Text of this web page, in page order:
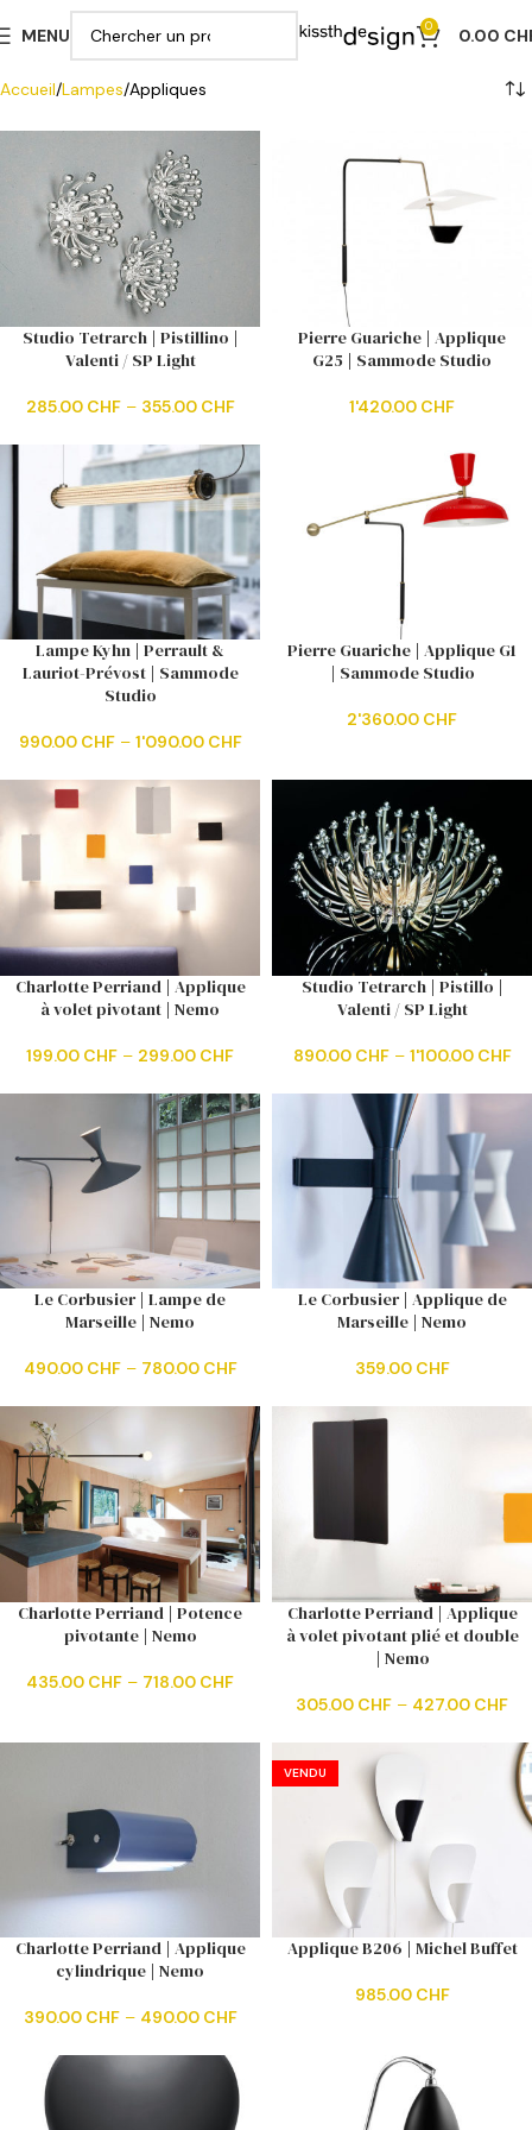
MENU 0 0.00
Accueil Lampes Appliques
Studio Tetrarch | Pistillino |
Valenti / SP Light
285.00 CHF– 355.00 CHF
Pierre Guariche | Applique
G25 | Sammode Studio
1'420.00 CHF
Lampe Kyhn | Perrault &
Lauriot-Prévost | Sammode
Studio
990.00 CHF– 1'090.00 CHF
Pierre Guariche | Applique G1
| Sammode Studio
2'360.00 CHF
Charlotte Perriand | Applique
à volet pivotant | Nemo
199.00 CHF – 299.00 CHF
Studio Tetrarch | Pistillo |
Valenti / SP Light
890.00 CHF– 1'100.00 CHF
Le Corbusier | Lampe de
Marseille | Nemo
490.00 CHF– 780.00 CHF
Le Corbusier | Applique de
Marseille | Nemo
359.00 CHF
Charlotte Perriand | Potence
pivotante | Nemo
435.00 CHF – 718.00 CHF
Charlotte Perriand | Applique
à volet pivotant plié et double
| Nemo
305.00 CHF – 427.00 CHF
Charlotte Perriand | Applique
cylindrique | Nemo
390.00 CHF– 490.00 CHF
VENDU
Applique B206 | Michel Buffet
985.00 CHF